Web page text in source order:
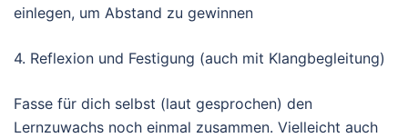
einlegen, um Abstand zu gewinnen
4. Reflexion und Festigung (auch mit Klangbegleitung)
Fasse für dich selbst (laut gesprochen) den
Lernzuwachs noch einmal zusammen. Vielleicht auch